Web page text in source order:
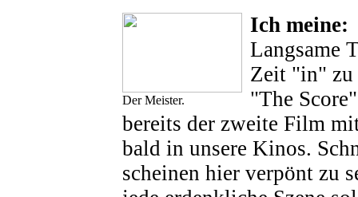
Der Meister.
Ich meine:
Langsame
Zeit "in" zu
"The
bereits der zweite Film
bald in unsere Kinos.
scheinen hier verpönt zu